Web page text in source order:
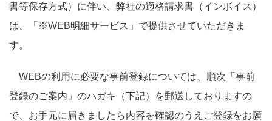
書等保存方式）に伴い、弊社の適格請求書（インボイス）
は、「※WEB明細サービス」で提供させていただきま
す。
WEBの利用に必要な事前登録については、順次「事前
登録のご案内」のハガキ（下記）を郵送しておりますの
で、お手元に届きましたら内容を確認のうえご登録をお願